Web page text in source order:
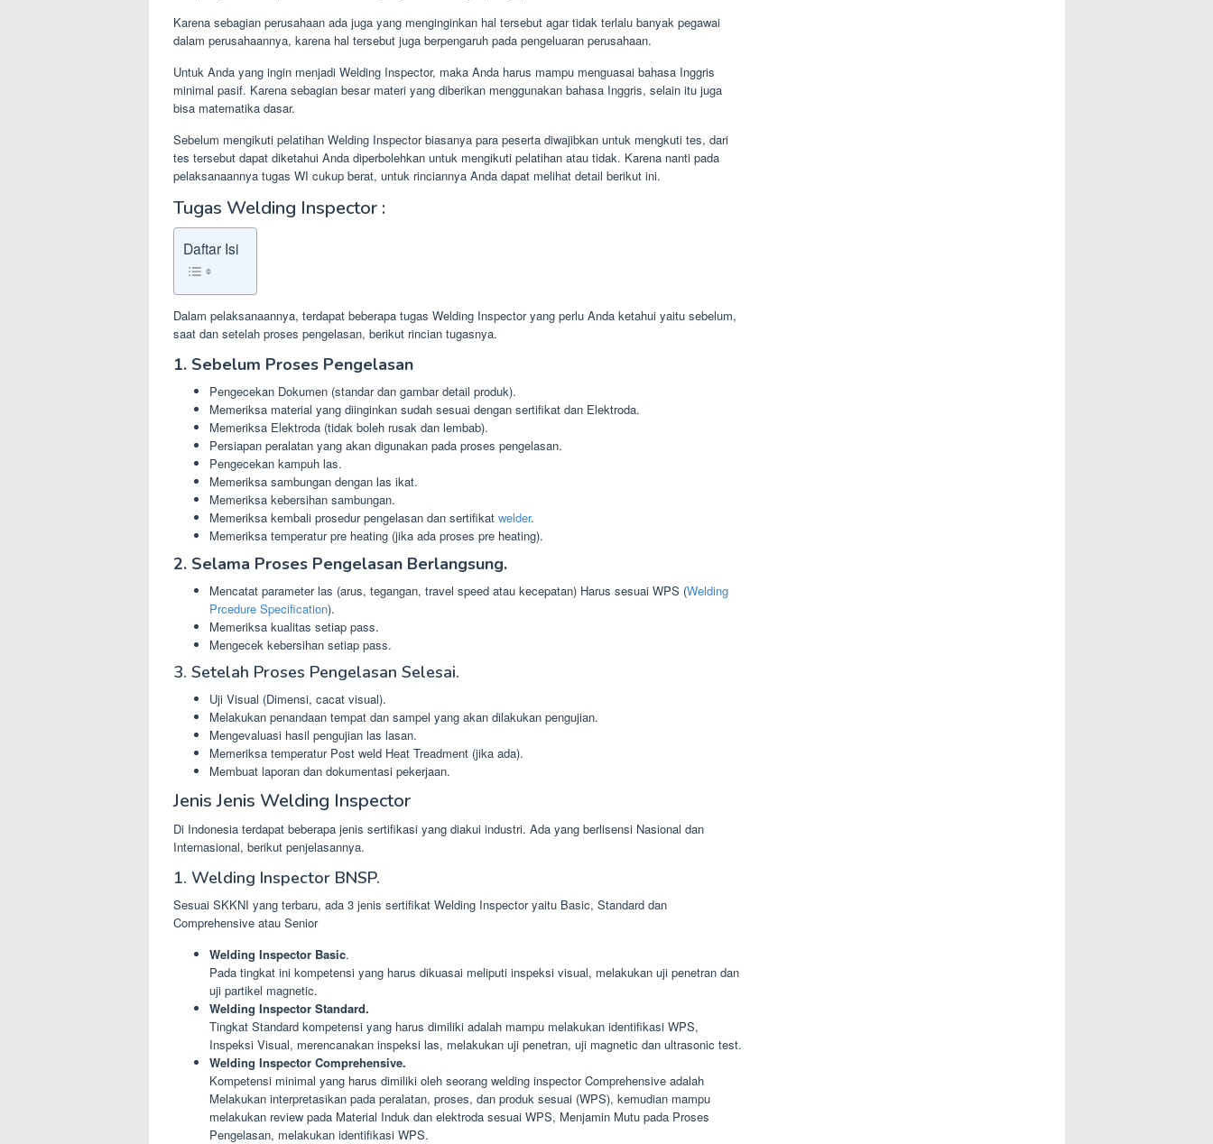
Karena sebagian perusahaan ada juga yang menginginkan hal tersebut agar tidak terlalu banyak pegawai
dalam perusahaannya, karena hal tersebut juga berpengaruh pada pengeluaran perusahaan.
Untuk Anda yang ingin menjadi Welding Inspector, maka Anda harus mampu menguasai bahasa Inggris
minimal pasif. Karena sebagian besar materi yang diberikan menggunakan bahasa Inggris, selain itu juga
bisa matematika dasar.
Sebelum mengikuti pelatihan Welding Inspector biasanya para peserta diwajibkan untuk mengkuti tes, dari
tes tersebut dapat diketahui Anda diperbolehkan untuk mengikuti pelatihan atau tidak. Karena nanti pada
pelaksanaannya tugas WI cukup berat, untuk rinciannya Anda dapat melihat detail berikut ini.
Tugas Welding Inspector :
Daftar Isi
Dalam pelaksanaannya, terdapat beberapa tugas Welding Inspector yang perlu Anda ketahui yaitu sebelum,
saat dan setelah proses pengelasan, berikut rincian tugasnya.
1. Sebelum Proses Pengelasan
Pengecekan Dokumen (standar dan gambar detail produk).
Memeriksa material yang diinginkan sudah sesuai dengan sertifikat dan Elektroda.
Memeriksa Elektroda (tidak boleh rusak dan lembab).
Persiapan peralatan yang akan digunakan pada proses pengelasan.
Pengecekan kampuh las.
Memeriksa sambungan dengan las ikat.
Memeriksa kebersihan sambungan.
Memeriksa kembali prosedur pengelasan dan sertifikat welder.
Memeriksa temperatur pre heating (jika ada proses pre heating).
2. Selama Proses Pengelasan Berlangsung.
Mencatat parameter las (arus, tegangan, travel speed atau kecepatan) Harus sesuai WPS (Welding
Prcedure Specification).
Memeriksa kualitas setiap pass.
Mengecek kebersihan setiap pass.
3. Setelah Proses Pengelasan Selesai.
Uji Visual (Dimensi, cacat visual).
Melakukan penandaan tempat dan sampel yang akan dilakukan pengujian.
Mengevaluasi hasil pengujian las lasan.
Memeriksa temperatur Post weld Heat Treadment (jika ada).
Membuat laporan dan dokumentasi pekerjaan.
Jenis Jenis Welding Inspector
Di Indonesia terdapat beberapa jenis sertifikasi yang diakui industri. Ada yang berlisensi Nasional dan
Internasional, berikut penjelasannya.
1. Welding Inspector BNSP.
Sesuai SKKNI yang terbaru, ada 3 jenis sertifikat Welding Inspector yaitu Basic, Standard dan
Comprehensive atau Senior
Welding Inspector Basic.
Pada tingkat ini kompetensi yang harus dikuasai meliputi inspeksi visual, melakukan uji penetran dan
uji partikel magnetic.
Welding Inspector Standard.
Tingkat Standard kompetensi yang harus dimiliki adalah mampu melakukan identifikasi WPS,
Inspeksi Visual, merencanakan inspeksi las, melakukan uji penetran, uji magnetic dan ultrasonic test.
Welding Inspector Comprehensive.
Kompetensi minimal yang harus dimiliki oleh seorang welding inspector Comprehensive adalah
Melakukan interpretasikan pada peralatan, proses, dan produk sesuai (WPS), kemudian mampu
melakukan review pada Material Induk dan elektroda sesuai WPS, Menjamin Mutu pada Proses
Pengelasan, melakukan identifikasi WPS.